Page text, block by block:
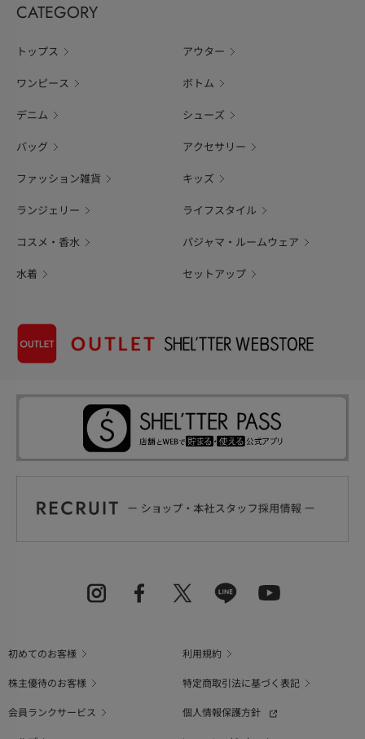
CATEGORY
トップス アウター
ワンピース ボトム
デニム シューズ
バッグ アクセサリー
ファッション雑貨 キッズ
ランジェリー ライフスタイル
コスメ・香水 パジャマ・ルームウェア
水着 セットアップ
初めてのお客様
利用規約
株主優待のお客様
特定商取引法に基づく表記
会員ランクサービス
個人情報保護方針